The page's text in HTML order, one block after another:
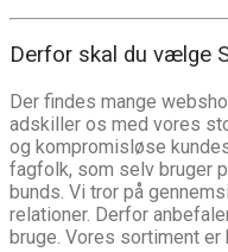
Derfor skal du vælge
Der findes mange
adskiller os med vores
og kompromisløse
fagfolk, som selv bruger
bunds. Vi tror på
relationer. Derfor
bruge. Vores sortiment